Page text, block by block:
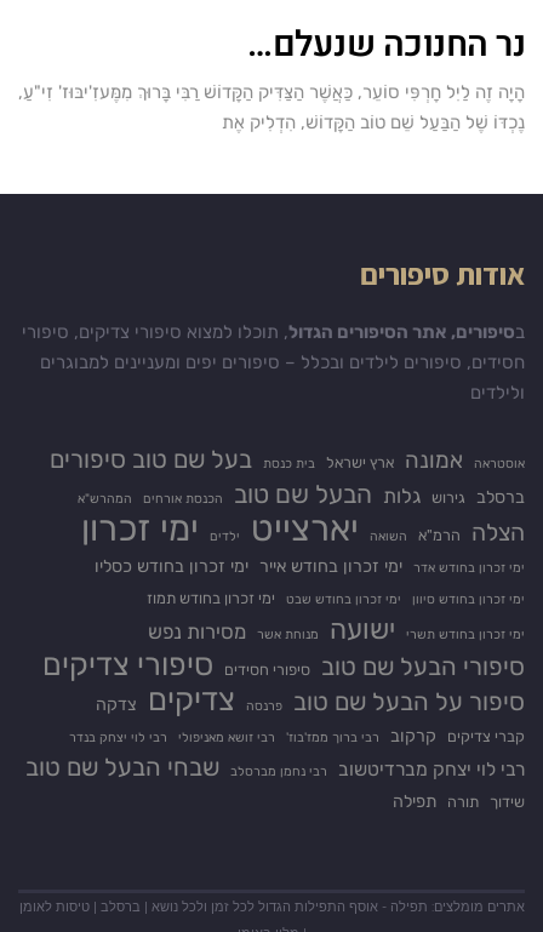
נר החנוכה שנעלם…
הָיָה זֶה לַיִל חָרְפִּי סוֹעֵר, כַּאֲשֶׁר הַצַּדִּיק הַקָּדוֹשׁ רַבִּי בָּרוּךְ מִמֶּעזִ'יבּוּז' זִי"עַ,
נֶכְדּוֹ שֶׁל הַבַּעַל שֵׁם טוֹב הַקָּדוֹשׁ, הִדְלִיק אֶת
אודות סיפורים
בסיפורים, אתר הסיפורים הגדול, תוכלו למצוא סיפורי צדיקים, סיפורי
חסידים, סיפורים לילדים ובכלל – סיפורים יפים ומעניינים למבוגרים
ולילדים
אוסטראה אמונה ארץ ישראל בית כנסת בעל שם טוב סיפורים
ברסלב גירוש גלות הבעל שם טוב הכנסת אורחים המהרש"א
הצלה הרמ"א השואה יארצייט ילדים ימי זכרון
ימי זכרון בחודש אדר ימי זכרון בחודש אייר ימי זכרון בחודש כסליו
ימי זכרון בחודש סיוון ימי זכרון בחודש שבט ימי זכרון בחודש תמוז
ימי זכרון בחודש תשרי ישועה מנוחת אשר מסירות נפש
סיפורי הבעל שם טוב סיפורי חסידים סיפורי צדיקים
סיפור על הבעל שם טוב פרנסה צדיקים צדקה
קברי צדיקים קרקוב רבי ברוך ממז'בוז' רבי זושא מאניפולי רבי לוי יצחק בנדר
רבי לוי יצחק מברדיטשוב רבי נחמן מברסלב שבחי הבעל שם טוב
שידוך תורה תפילה
אתרים מומלצים: תפילה - אוסף התפילות הגדול לכל זמן ולכל נושא | ברסלב |טיסות לאומן